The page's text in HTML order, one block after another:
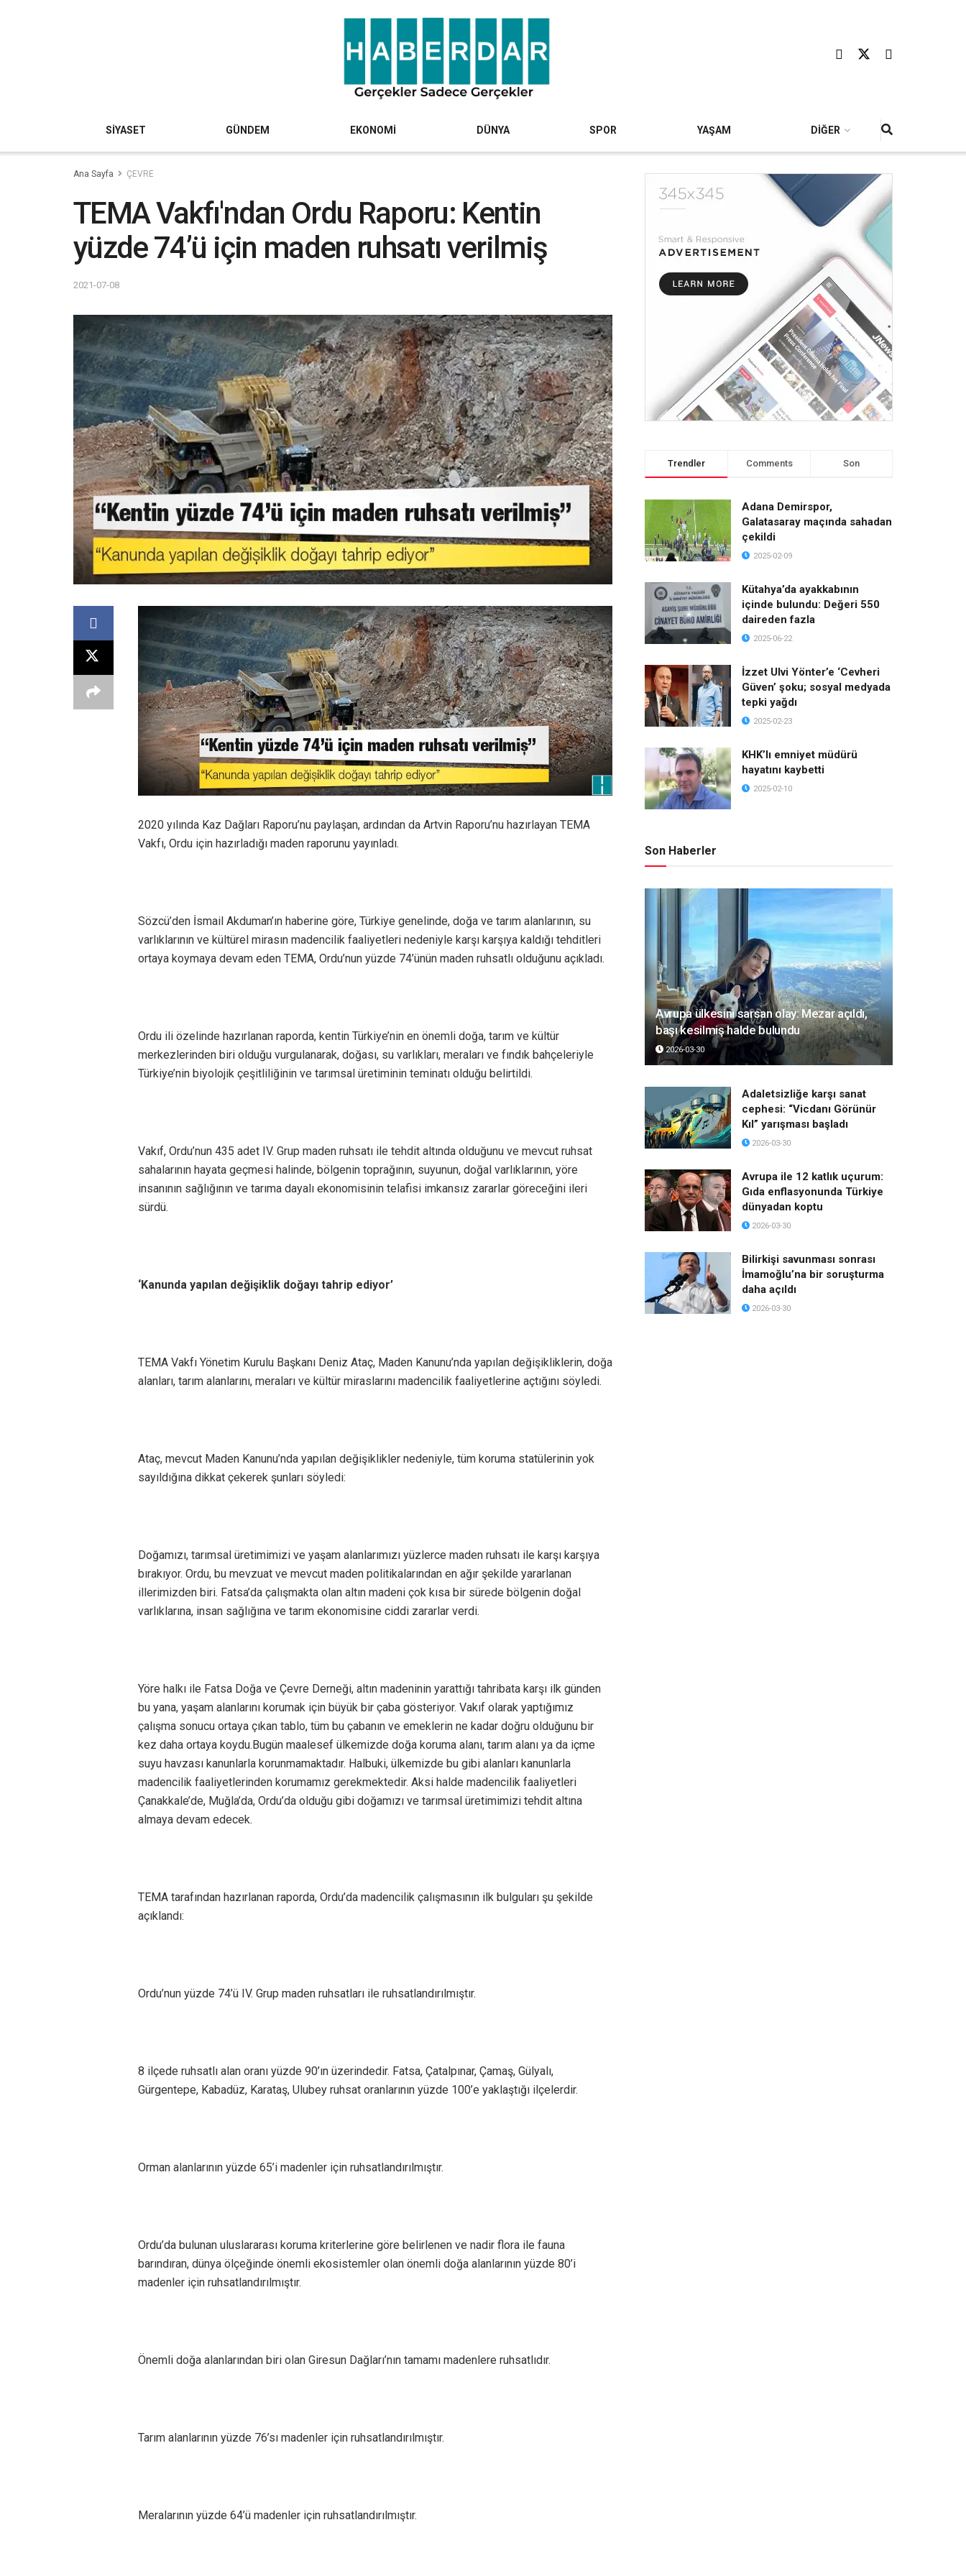
SİYASET GÜNDEM EKONOMİ DÜNYA SPOR YAŞAM DİĞER
Ana Sayfa ÇEVRE
TEMA Vakfı'ndan Ordu Raporu: Kentin
yüzde 74’ü için maden ruhsatı verilmiş
2021-07-08
2020 yılında Kaz Dağları Raporu’nu paylaşan, ardından da Artvin Raporu’nu hazırlayan TEMA
Vakfı, Ordu için hazırladığı maden raporunu yayınladı.
Sözcü’den İsmail Akduman’ın haberine göre, Türkiye genelinde, doğa ve tarım alanlarının, su
varlıklarının ve kültürel mirasın madencilik faaliyetleri nedeniyle karşı karşıya kaldığı tehditleri
ortaya koymaya devam eden TEMA, Ordu’nun yüzde 74’ünün maden ruhsatlı olduğunu açıkladı.
Ordu ili özelinde hazırlanan raporda, kentin Türkiye’nin en önemli doğa, tarım ve kültür
merkezlerinden biri olduğu vurgulanarak, doğası, su varlıkları, meraları ve fındık bahçeleriyle
Türkiye’nin biyolojik çeşitliliğinin ve tarımsal üretiminin teminatı olduğu belirtildi.
Vakıf, Ordu’nun 435 adet IV. Grup maden ruhsatı ile tehdit altında olduğunu ve mevcut ruhsat
sahalarının hayata geçmesi halinde, bölgenin toprağının, suyunun, doğal varlıklarının, yöre
insanının sağlığının ve tarıma dayalı ekonomisinin telafisi imkansız zararlar göreceğini ileri
sürdü.
‘Kanunda yapılan değişiklik doğayı tahrip ediyor’
TEMA Vakfı Yönetim Kurulu Başkanı Deniz Ataç, Maden Kanunu’nda yapılan değişikliklerin, doğa
alanları, tarım alanlarını, meraları ve kültür miraslarını madencilik faaliyetlerine açtığını söyledi.
Ataç, mevcut Maden Kanunu’nda yapılan değişiklikler nedeniyle, tüm koruma statülerinin yok
sayıldığına dikkat çekerek şunları söyledi:
Doğamızı, tarımsal üretimimizi ve yaşam alanlarımızı yüzlerce maden ruhsatı ile karşı karşıya
bırakıyor. Ordu, bu mevzuat ve mevcut maden politikalarından en ağır şekilde yararlanan
illerimizden biri. Fatsa’da çalışmakta olan altın madeni çok kısa bir sürede bölgenin doğal
varlıklarına, insan sağlığına ve tarım ekonomisine ciddi zararlar verdi.
Yöre halkı ile Fatsa Doğa ve Çevre Derneği, altın madeninin yarattığı tahribata karşı ilk günden
bu yana, yaşam alanlarını korumak için büyük bir çaba gösteriyor. Vakıf olarak yaptığımız
çalışma sonucu ortaya çıkan tablo, tüm bu çabanın ve emeklerin ne kadar doğru olduğunu bir
kez daha ortaya koydu.Bugün maalesef ülkemizde doğa koruma alanı, tarım alanı ya da içme
suyu havzası kanunlarla korunmamaktadır. Halbuki, ülkemizde bu gibi alanları kanunlarla
madencilik faaliyetlerinden korumamız gerekmektedir. Aksi halde madencilik faaliyetleri
Çanakkale’de, Muğla’da, Ordu’da olduğu gibi doğamızı ve tarımsal üretimimizi tehdit altına
almaya devam edecek.
TEMA tarafından hazırlanan raporda, Ordu’da madencilik çalışmasının ilk bulguları şu şekilde
açıklandı:
Ordu’nun yüzde 74’ü IV. Grup maden ruhsatları ile ruhsatlandırılmıştır.
8 ilçede ruhsatlı alan oranı yüzde 90’ın üzerindedir. Fatsa, Çatalpınar, Çamaş, Gülyalı,
Gürgentepe, Kabadüz, Karataş, Ulubey ruhsat oranlarının yüzde 100’e yaklaştığı ilçelerdir.
Orman alanlarının yüzde 65’i madenler için ruhsatlandırılmıştır.
Ordu’da bulunan uluslararası koruma kriterlerine göre belirlenen ve nadir flora ile fauna
barındıran, dünya ölçeğinde önemli ekosistemler olan önemli doğa alanlarının yüzde 80’i
madenler için ruhsatlandırılmıştır.
Önemli doğa alanlarından biri olan Giresun Dağları’nın tamamı madenlere ruhsatlıdır.
Tarım alanlarının yüzde 76’sı madenler için ruhsatlandırılmıştır.
Meralarının yüzde 64’ü madenler için ruhsatlandırılmıştır.
Trendler Comments Son
Adana Demirspor,
Galatasaray maçında sahadan
çekildi
2025-02-09
Kütahya’da ayakkabının
içinde bulundu: Değeri 550
daireden fazla
2025-06-22
İzzet Ulvi Yönter’e ‘Cevheri
Güven’ şoku; sosyal medyada
tepki yağdı
2025-02-23
KHK’lı emniyet müdürü
hayatını kaybetti
2025-02-10
Son Haberler
Avrupa ülkesini sarsan olay: Mezar açıldı,
başı kesilmiş halde bulundu
2026-03-30
Adaletsizliğe karşı sanat
cephesi: “Vicdanı Görünür
Kıl” yarışması başladı
2026-03-30
Avrupa ile 12 katlık uçurum:
Gıda enflasyonunda Türkiye
dünyadan koptu
2026-03-30
Bilirkişi savunması sonrası
İmamoğlu’na bir soruşturma
daha açıldı
2026-03-30